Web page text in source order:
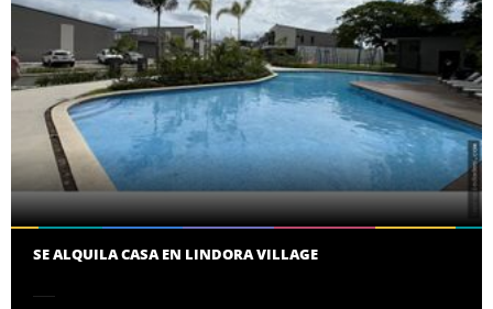
SE ALQUILA CASA EN LINDORA VILLAGE